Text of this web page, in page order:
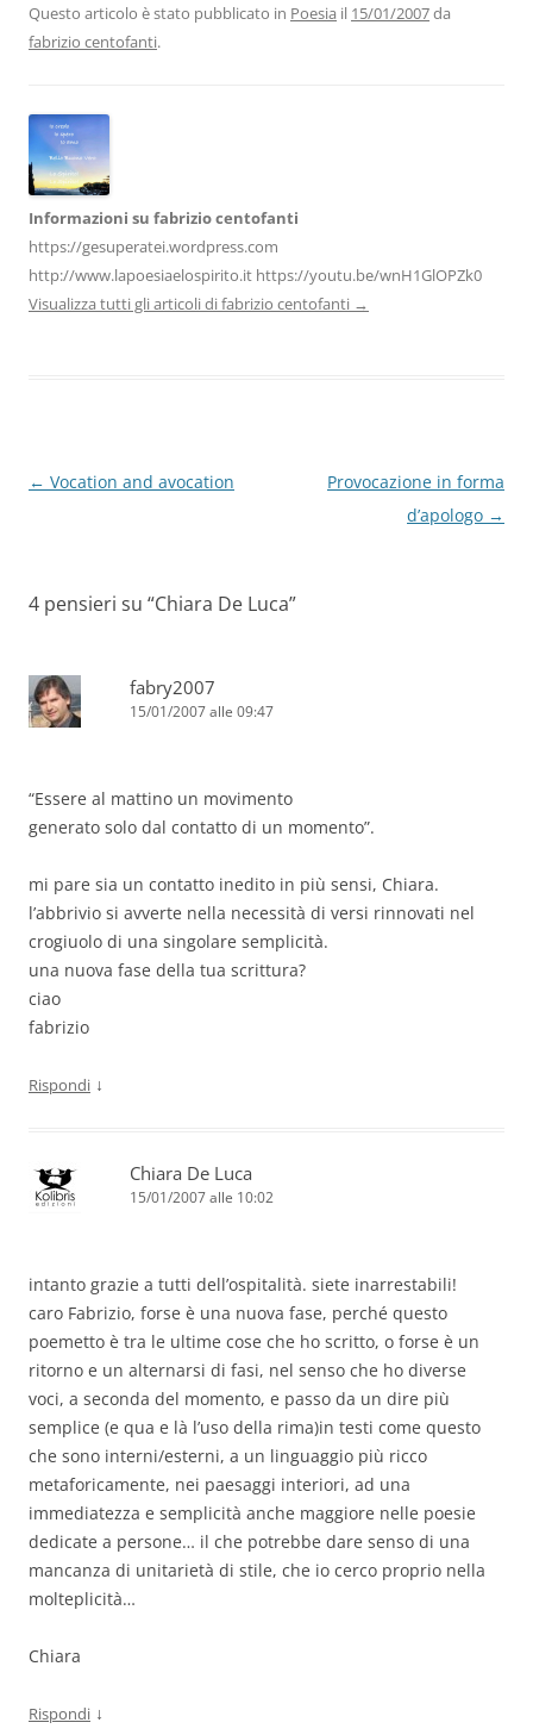
b
o
o
k
dI A a vi
Questo articolo è stato pubblicato in Poesia il 15/01/2007da
fabrizio centofanti.
Informazioni su fabrizio centofanti
https://gesuperatei.wordpress.com
http://www.lapoesiaelospirito.it https://youtu.be/wnH1GlOPZk0
Visualizza tutti gli articoli di fabrizio centofanti →
Navigazione
← Vocation and avocation
Provocazione in forma
d’apologo →
4 pensieri su “Chiara De Luca”
fabry2007
15/01/2007 alle 09:47
“Essere al mattino un movimento
generato solo dal contatto di un momento”.
mi pare sia un contatto inedito in più sensi, Chiara.
l’abbrivio si avverte nella necessità di versi rinnovati nel
crogiuolo di una singolare semplicità.
una nuova fase della tua scrittura?
ciao
fabrizio
Rispondi ↓
Chiara De Luca
15/01/2007 alle 10:02
intanto grazie a tutti dell’ospitalità. siete inarrestabili!
caro Fabrizio, forse è una nuova fase, perché questo
poemetto è tra le ultime cose che ho scritto, o forse è un
ritorno e un alternarsi di fasi, nel senso che ho diverse
voci, a seconda del momento, e passo da un dire più
semplice (e qua e là l’uso della rima)in testi come questo
che sono interni/esterni, a un linguaggio più ricco
metaforicamente, nei paesaggi interiori, ad una
immediatezza e semplicità anche maggiore nelle poesie
dedicate a persone… il che potrebbe dare senso di una
mancanza di unitarietà di stile, che io cerco proprio nella
molteplicità…
Chiara
Rispondi ↓